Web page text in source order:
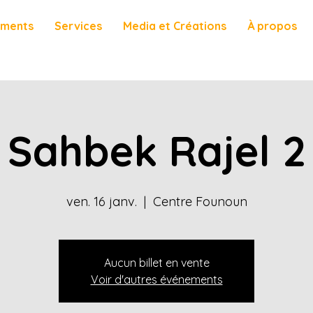
Services Media et Créations À propos
Sahbek Rajel 2
ven. 16 janv.
  |
Centre Founoun
Aucun billet en vente
Voir d'autres événements